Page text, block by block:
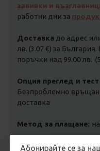
Абонирайте се за
завивки и
работни дни за
Доставка до адрес
лв. (3.07 €) за
поръчки над 99.00 лв.
Опция преглед и тест
Безпроблемно
доставка
Метод за плащане: